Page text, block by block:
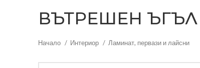
ВЪТРЕШЕН ЪГЪЛ
Начало Интериор Ламинат, первази и лайсни